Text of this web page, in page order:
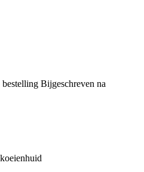
bestelling Bijgeschreven na